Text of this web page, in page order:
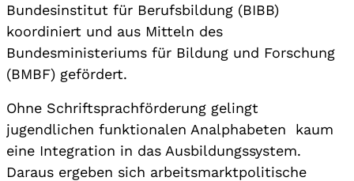
Bundesinstitut für Berufsbildung (BIBB)
koordiniert und aus Mitteln des
Bundesministeriums für Bildung und Forschung
(BMBF) gefördert.
Ohne Schriftsprachförderung gelingt
jugendlichen funktionalen Analphabeten kaum
eine Integration in das Ausbildungssystem.
Daraus ergeben sich arbeitsmarktpolitische